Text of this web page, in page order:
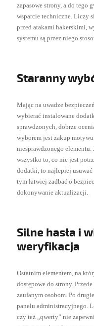
zapasowe strony, a do tego
wsparcie techniczne. Liczy
przed atakami hakerskimi,
systemu są przez niego
Staranny
Mając na uwadze
wybierać instalowane
sprawdzonych, dobrze
wyborem jest zakup
niesprawdzonego elementu.
wszystko to, co nie jest
dodatki, to najlepiej usuwać
tym łatwiej zadbać o
dokonywanie aktualizacji.
Silne hasła i
weryfikacja
Ostatnim elementem, na
dostępowe do strony.
zaufanym osobom. Po
panelu administracyjnego.
czy też „qwerty” nie